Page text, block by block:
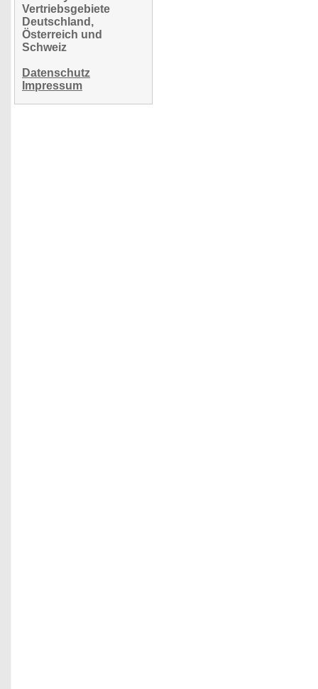
Vertriebsgebiete
Deutschland,
Österreich und
Schweiz
Datenschutz
Impressum